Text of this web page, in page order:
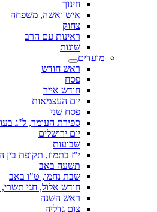
חינוך
איש ואשה, משפחה
צחוק
ראינות עם הרב
שונות
מועדים
ראש חודש
פסח
חודש אייר
יום העצמאות
פסח שני
ספירת העומר, ל"ג
יום ירושלים
שבועות
י"ז בתמוז, תקופת בין
תשעה באב
שבת נחמו, ט"ו באב
חודש אלול, חגי תשרי,
ראש השנה
צום גדליה